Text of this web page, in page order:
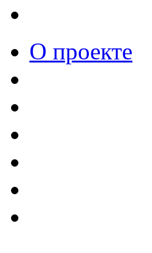
О проекте